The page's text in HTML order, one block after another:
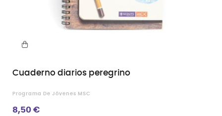
Cuaderno diarios peregrino
Programa De Jóvenes MSC
8,50 €